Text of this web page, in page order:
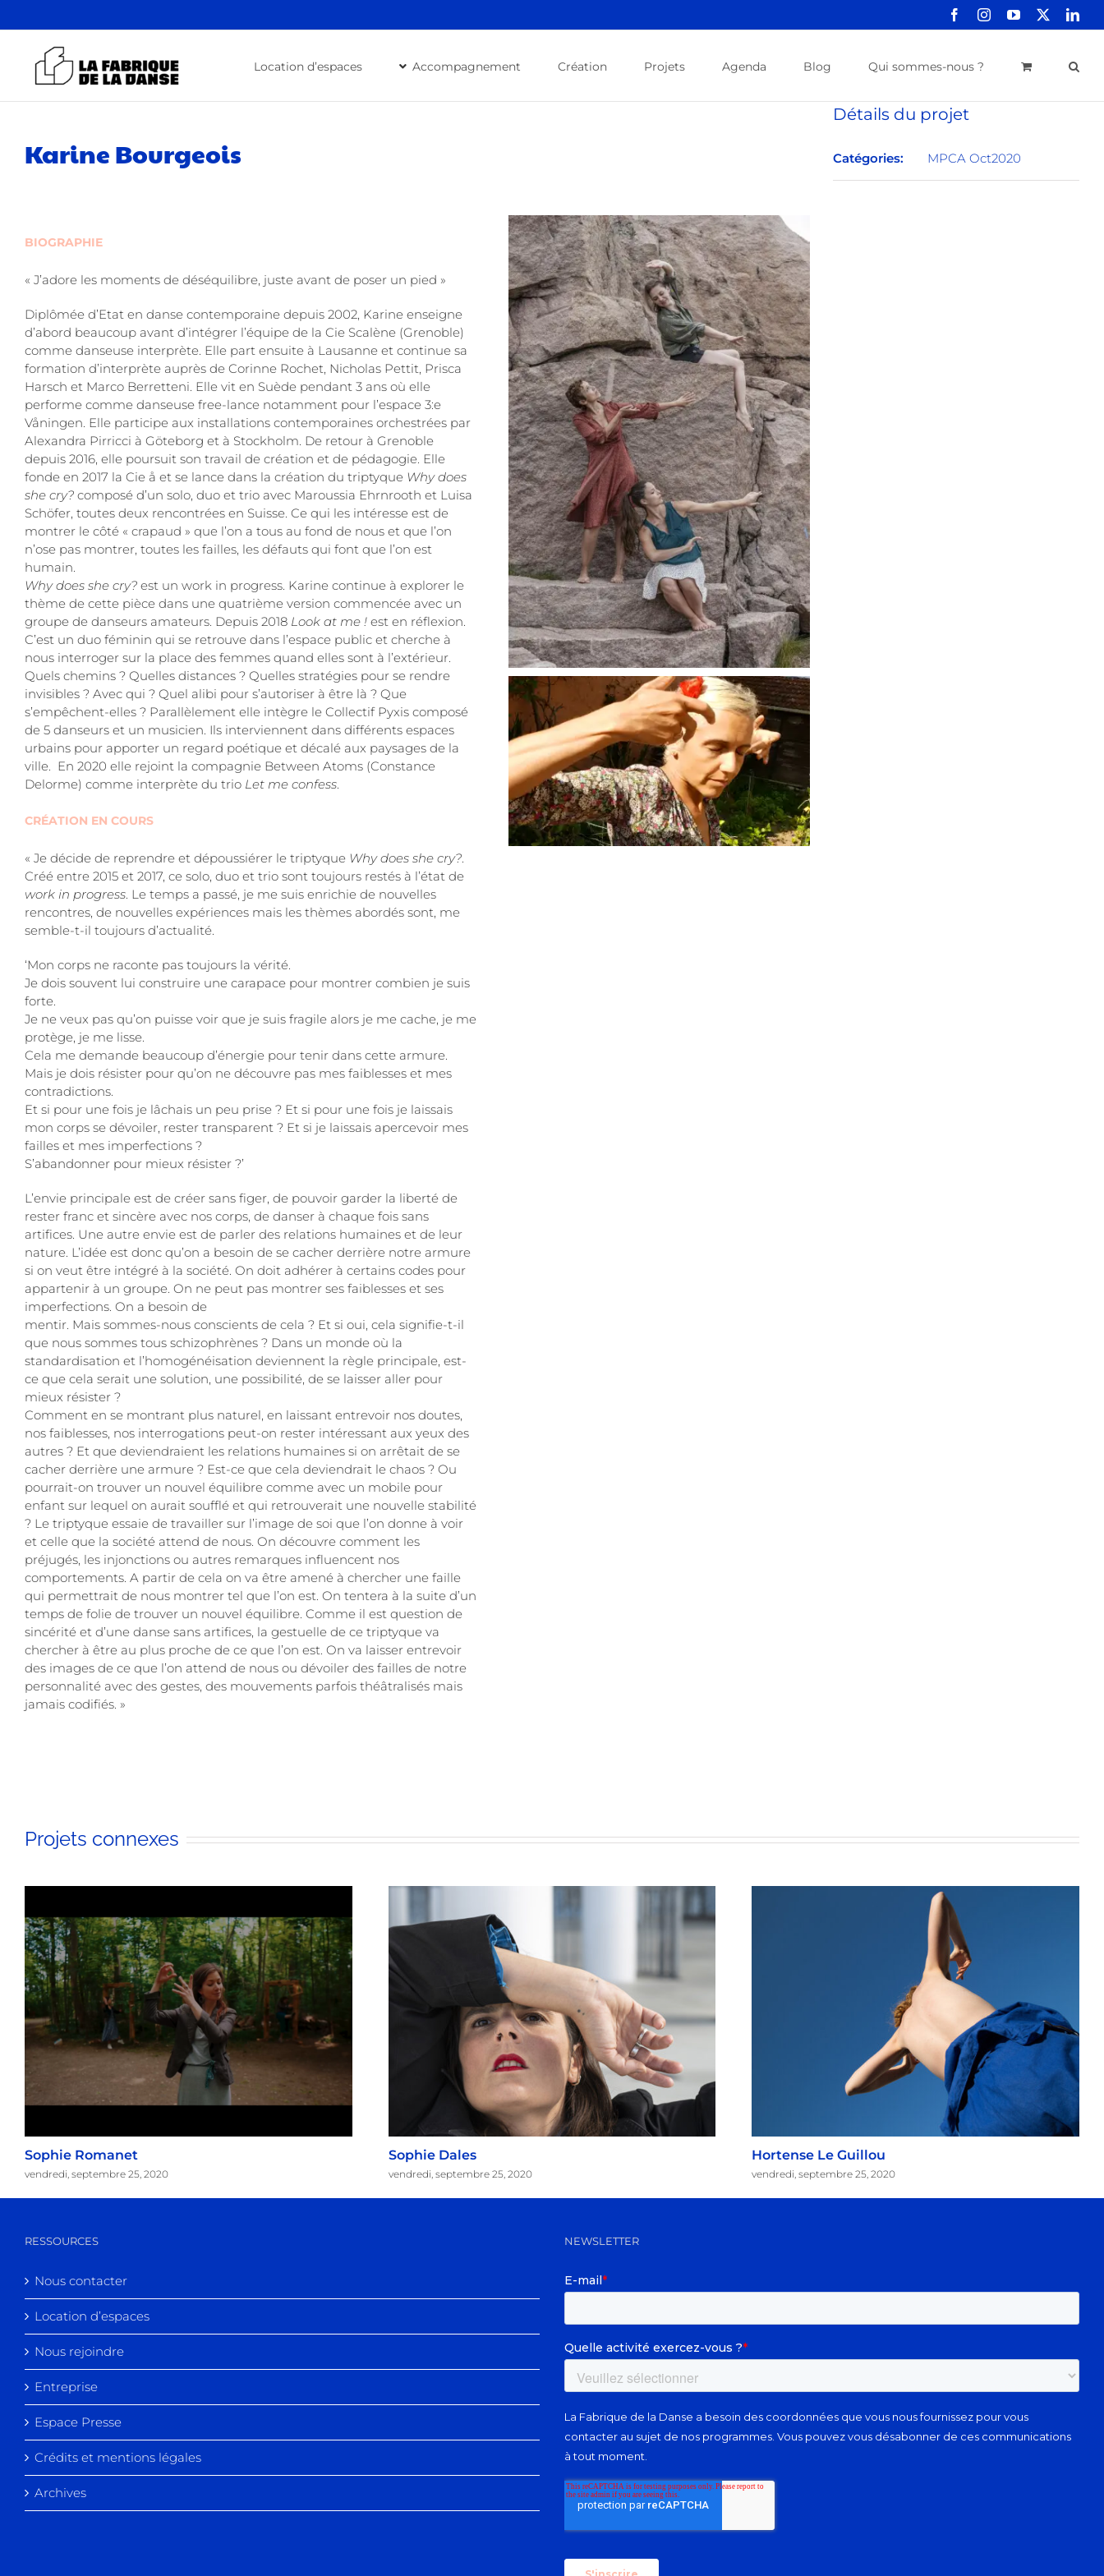
au
FacebookInstagramYouTube
Location d’espaces Accompagnement Création Projets Agenda Blog Qui sommes-nous ?
Karine Bourgeois
BIOGRAPHIE
« J’adore les moments de déséquilibre, juste avant de poser un pied »
Diplômée d’Etat en danse contemporaine depuis 2002, Karine enseigne
d’abord beaucoup avant d’intégrer l’équipe de la Cie Scalène (Grenoble)
comme danseuse interprète. Elle part ensuite à Lausanne et continue sa
formation d’interprète auprès de Corinne Rochet, Nicholas Pettit, Prisca
Harsch et Marco Berretteni. Elle vit en Suède pendant 3 ans où elle
performe comme danseuse free-lance notamment pour l’espace 3:e
Våningen. Elle participe aux installations contemporaines orchestrées par
Alexandra Pirricci à Göteborg et à Stockholm. De retour à Grenoble
depuis 2016, elle poursuit son travail de création et de pédagogie. Elle
fonde en 2017 la Cie å et se lance dans la création du triptyque Why does
she cry? composé d’un solo, duo et trio avec Maroussia Ehrnrooth et Luisa
Schöfer, toutes deux rencontrées en Suisse. Ce qui les intéresse est de
montrer le côté « crapaud » que l’on a tous au fond de nous et que l’on
n’ose pas montrer, toutes les failles, les défauts qui font que l’on est
humain.
Why does she cry? est un work in progress. Karine continue à explorer le
thème de cette pièce dans une quatrième version commencée avec un
groupe de danseurs amateurs. Depuis 2018 Look at me ! est en réflexion.
C’est un duo féminin qui se retrouve dans l’espace public et cherche à
nous interroger sur la place des femmes quand elles sont à l’extérieur.
Quels chemins ? Quelles distances ? Quelles stratégies pour se rendre
invisibles ? Avec qui ? Quel alibi pour s’autoriser à être là ? Que
s’empêchent-elles ? Parallèlement elle intègre le Collectif Pyxis composé
de 5 danseurs et un musicien. Ils interviennent dans différents espaces
urbains pour apporter un regard poétique et décalé aux paysages de la
ville. En 2020 elle rejoint la compagnie Between Atoms (Constance
Delorme) comme interprète du trio Let me confess
CRÉATION EN COURS
« Je décide de reprendre et dépoussiérer le triptyque Why does she cry?
Créé entre 2015 et 2017, ce solo, duo et trio sont toujours restés à l’état de
work in progress . Le temps a passé, je me suis enrichie de nouvelles
rencontres, de nouvelles expériences mais les thèmes abordés sont, me
semble-t-il toujours d’actualité.
‘Mon corps ne raconte pas toujours la vérité.
Je dois souvent lui construire une carapace pour montrer combien je suis
forte.
Je ne veux pas qu’on puisse voir que je suis fragile alors je me cache, je me
protège, je me lisse.
Cela me demande beaucoup d’énergie pour tenir dans cette armure.
Mais je dois résister pour qu’on ne découvre pas mes faiblesses et mes
contradictions.
Et si pour une fois je lâchais un peu prise ? Et si pour une fois je laissais
mon corps se dévoiler, rester transparent ? Et si je laissais apercevoir mes
failles et mes imperfections ?
S’abandonner pour mieux résister ?’
L’envie principale est de créer sans figer, de pouvoir garder la liberté de
rester franc et sincère avec nos corps, de danser à chaque fois sans
artifices. Une autre envie est de parler des relations humaines et de leur
nature. L’idée est donc qu’on a besoin de se cacher derrière notre armure
si on veut être intégré à la société. On doit adhérer à certains codes pour
appartenir à un groupe. On ne peut pas montrer ses faiblesses et ses
imperfections. On a besoin de
mentir. Mais sommes-nous conscients de cela ? Et si oui, cela signifie-t-il
que nous sommes tous schizophrènes ? Dans un monde où la
standardisation et l’homogénéisation deviennent la règle principale, est-
ce que cela serait une solution, une possibilité, de se laisser aller pour
mieux résister ?
Comment en se montrant plus naturel, en laissant entrevoir nos doutes,
nos faiblesses, nos interrogations peut-on rester intéressant aux yeux des
autres ? Et que deviendraient les relations humaines si on arrêtait de se
cacher derrière une armure ? Est-ce que cela deviendrait le chaos ? Ou
pourrait-on trouver un nouvel équilibre comme avec un mobile pour
enfant sur lequel on aurait soufflé et qui retrouverait une nouvelle stabilité
? Le triptyque essaie de travailler sur l’image de soi que l’on donne à voir
et celle que la société attend de nous. On découvre comment les
préjugés, les injonctions ou autres remarques influencent nos
comportements. A partir de cela on va être amené à chercher une faille
qui permettrait de nous montrer tel que l’on est. On tentera à la suite d’un
temps de folie de trouver un nouvel équilibre. Comme il est question de
sincérité et d’une danse sans artifices, la gestuelle de ce triptyque va
chercher à être au plus proche de ce que l’on est. On va laisser entrevoir
des images de ce que l’on attend de nous ou dévoiler des failles de notre
personnalité avec des gestes, des mouvements parfois théâtralisés mais
jamais codifiés. »
Détails du projet
Catégories: MPCA Oct2020
Projets connexes
Sophie Romanet
vendredi, septembre 25, 2020
Sophie Dales
vendredi, septembre 25, 2020
Hortense Le Guillou
vendredi, septembre 25, 2020
RESSOURCES
Nous contacter
Location d’espaces
Nous rejoindre
Entreprise
Espace Presse
Crédits et mentions légales
Archives
NEWSLETTER